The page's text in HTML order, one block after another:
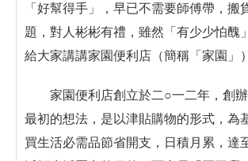
「好幫得手」，早已不需要師傅帶，搬
題，對人彬彬有禮，雖然「有少少怕醜
給大家講講家園便利店（簡稱「家園」
家園便利店創立於二○一二年，創辦
最初的想法，是以津貼購物的形式，為
買生活必需品節省開支，日積月累，達